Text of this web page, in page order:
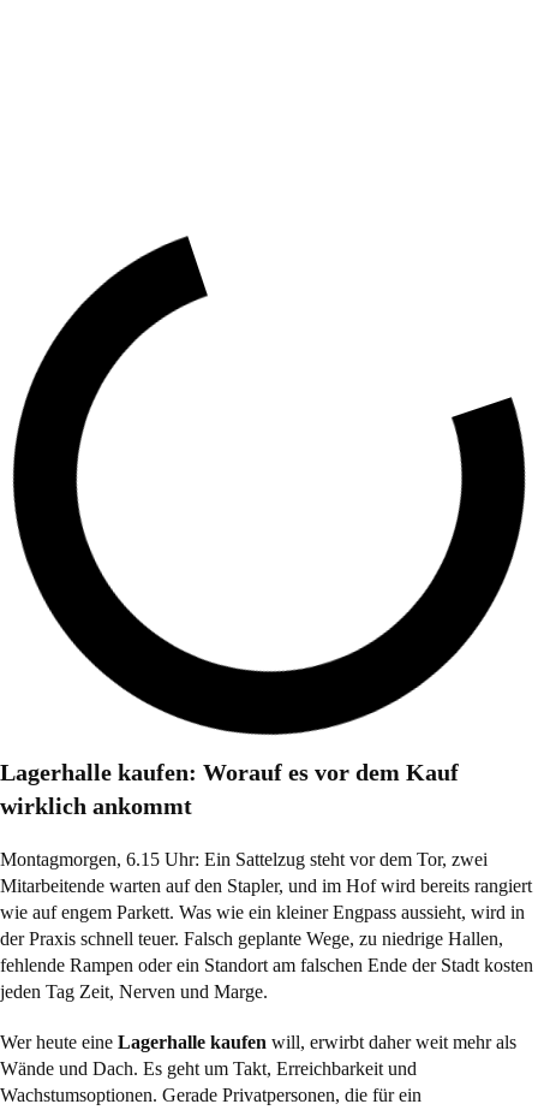
Lagerhalle kaufen: Worauf es vor dem Kauf
wirklich ankommt
Montagmorgen, 6.15 Uhr: Ein Sattelzug steht vor dem Tor, zwei
Mitarbeitende warten auf den Stapler, und im Hof wird bereits rangiert
wie auf engem Parkett. Was wie ein kleiner Engpass aussieht, wird in
der Praxis schnell teuer. Falsch geplante Wege, zu niedrige Hallen,
fehlende Rampen oder ein Standort am falschen Ende der Stadt kosten
jeden Tag Zeit, Nerven und Marge.
Wer heute eine Lagerhalle kaufen will, erwirbt daher weit mehr als
Wände und Dach. Es geht um Takt, Erreichbarkeit und
Wachstumsoptionen. Gerade Privatpersonen, die für ein